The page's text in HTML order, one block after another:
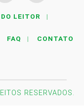
LEITOR |
FAQ | CONTATO
RESERVADOS.